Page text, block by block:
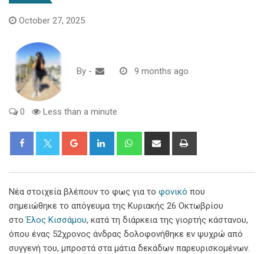
October 27, 2025
By - 9 months ago
0 Less than a minute
Google+ LinkedIn WhatsappShare
Νέα στοιχεία βλέπουν το φως για το φονικό που
σημειώθηκε το απόγευμα της Κυριακής 26 Οκτωβρίου
στοΈλος Κισσάμου, κατά τη διάρκεια της γιορτής κάστανου,
όπου ένας 52χρονος άνδρας δολοφονήθηκε εν ψυχρώ από
συγγενή του, μπροστά στα μάτια δεκάδων παρευρισκομένων.